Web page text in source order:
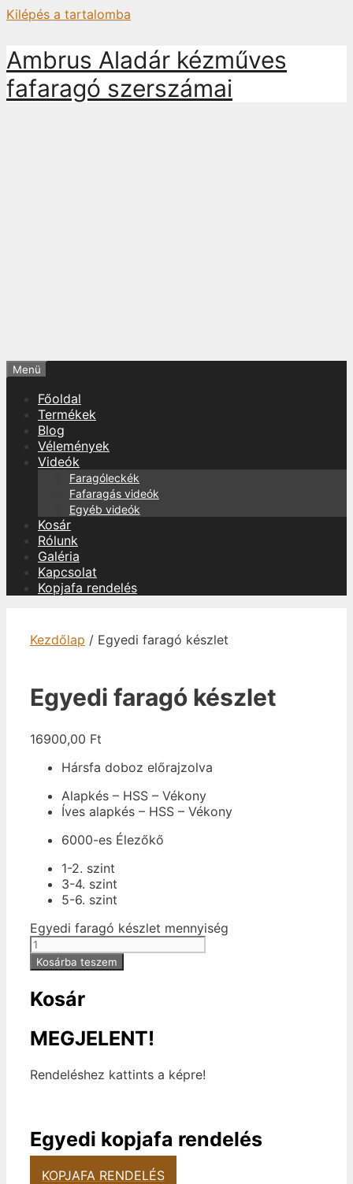
Kilépés a tartalomba
Ambrus Aladár kézműves
fafaragó szerszámai
Menü
Főoldal
Termékek
Blog
Vélemények
Videók
Faragóleckék
Fafaragás videók
Egyéb videók
Kosár
Rólunk
Galéria
Kapcsolat
Kopjafa rendelés
Kezdőlap / Egyedi faragó készlet
Egyedi faragó készlet
16900,00 Ft
Hársfa doboz előrajzolva
Alapkés – HSS – Vékony
Íves alapkés – HSS – Vékony
6000-es Élezőkő
1-2. szint
3-4. szint
5-6. szint
Egyedi faragó készlet mennyiség
Kosárba teszem
Kosár
MEGJELENT!
Rendeléshez kattints a képre!
Egyedi kopjafa rendelés
KOPJAFA RENDELÉS